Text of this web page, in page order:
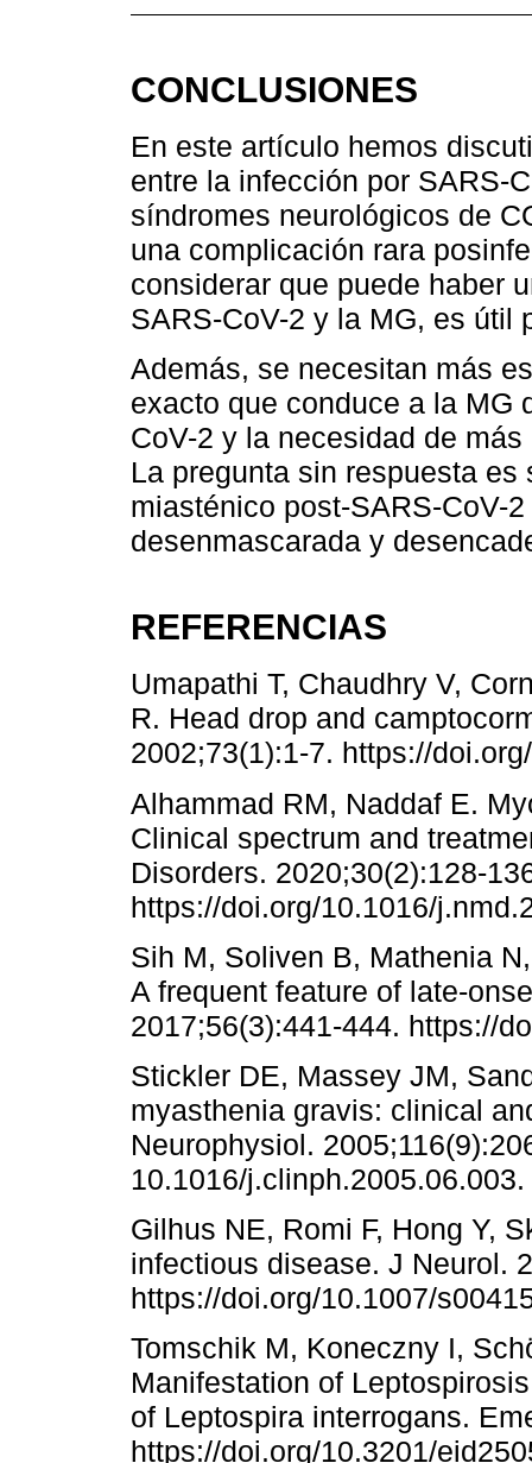
CONCLUSIONES
En este artículo hemos
entre la infección por SARS-
síndromes neurológicos de
una complicación rara
considerar que puede haber
SARS-CoV-2 y la MG, es útil
Además, se necesitan más
exacto que conduce a la MG
CoV-2 y la necesidad de
La pregunta sin respuesta
miasténico post-SARS-CoV-
desenmascarada y
REFERENCIAS
Umapathi T, Chaudhry V,
R. Head drop and
2002;73(1):1-7. https://
Alhammad RM, Naddaf E.
Clinical spectrum and
Disorders. 2020;30(2):128-
https://doi.org/10.1016/
Sih M, Soliven B, Mathenia
A frequent feature of late-
2017;56(3):441-444. https://
Stickler DE, Massey JM,
myasthenia gravis: clinical
Neurophysiol.
10.1016/
Gilhus NE, Romi F, Hong Y,
infectious disease. J Neurol.
https://doi.org/10.1007/
Tomschik M, Koneczny I,
Manifestation of
of Leptospira interrogans.
https://doi.org/10.3201/